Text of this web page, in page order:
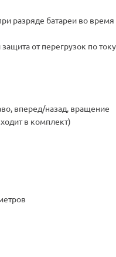
разряде батареи во время
от перегрузок по току
вперед/назад, вращение
в комплект)